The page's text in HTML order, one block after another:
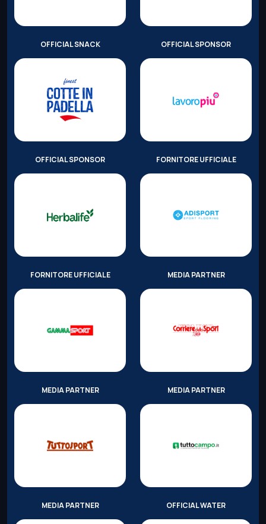
OFFICIAL SNACK OFFICIAL SPONSOR
OFFICIAL SPONSOR FORNITORE UFFICIALE
FORNITORE UFFICIALE MEDIA PARTNER
MEDIA PARTNER MEDIA PARTNER
MEDIA PARTNER OFFICIAL WATER